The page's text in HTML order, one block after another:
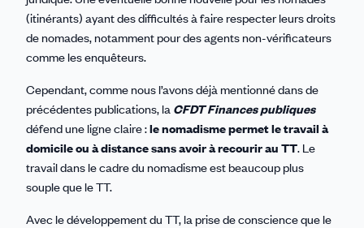
(itinérants) ayant des difficultés à faire respecter leurs droits
de nomades, notamment pour des agents non-vérificateurs
comme les enquêteurs.
Cependant, comme nous l’avons déjà mentionné dans de
précédentes publications, la CFDT Finances publiques
défend une ligne claire :le nomadisme permet le travail à
domicile ou à distance sans avoir à recourir au TT. Le
travail dans le cadre du nomadisme est beaucoup plus
souple que le TT.
Avec le développement du TT, la prise de conscience que le